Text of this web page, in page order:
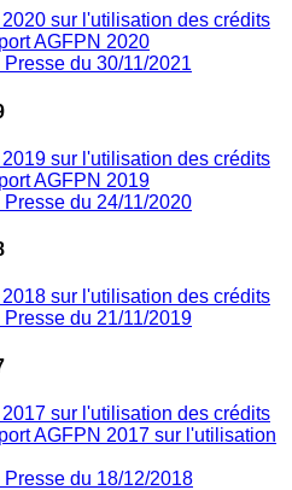
sur l'utilisation des crédits
AGFPN 2020
du 30/11/2021
sur l'utilisation des crédits
AGFPN 2019
du 24/11/2020
sur l'utilisation des crédits
du 21/11/2019
sur l'utilisation des crédits
AGFPN 2017 sur l'utilisation
du 18/12/2018